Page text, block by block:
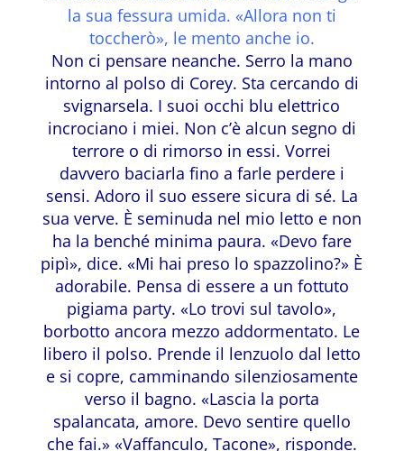
la sua fessura umida. «Allora non ti
toccherò», le mento anche io.
Non ci pensare neanche. Serro la mano
intorno al polso di Corey. Sta cercando di
svignarsela. I suoi occhi blu elettrico
incrociano i miei. Non c’è alcun segno di
terrore o di rimorso in essi. Vorrei
davvero baciarla fino a farle perdere i
sensi. Adoro il suo essere sicura di sé. La
sua verve. È seminuda nel mio letto e non
ha la benché minima paura. «Devo fare
pipì», dice. «Mi hai preso lo spazzolino?» È
adorabile. Pensa di essere a un fottuto
pigiama party. «Lo trovi sul tavolo»,
borbotto ancora mezzo addormentato. Le
libero il polso. Prende il lenzuolo dal letto
e si copre, camminando silenziosamente
verso il bagno. «Lascia la porta
spalancata, amore. Devo sentire quello
che fai.» «Vaffanculo, Tacone», risponde.